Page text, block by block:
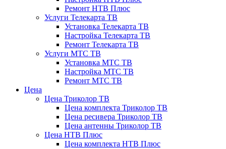
Ремонт НТВ Плюс
Услуги Телекарта ТВ
Установка Телекарта ТВ
Настройка Телекарта ТВ
Ремонт Телекарта ТВ
Услуги МТС ТВ
Установка МТС ТВ
Настройка МТС ТВ
Ремонт МТС ТВ
Цена
Цена Триколор ТВ
Цена комплекта Триколор ТВ
Цена ресивера Триколор ТВ
Цена антенны Триколор ТВ
Цена НТВ Плюс
Цена комплекта НТВ Плюс